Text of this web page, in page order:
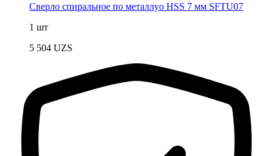
Сверло спиральное по металлуо HSS 7 мм SFTU07
1 шт
5 504 UZS